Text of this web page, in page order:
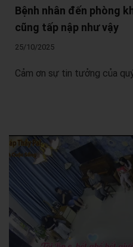
Bệnh nhân đến phòng
cũng tấp nập như vậy
25/10/2025
Cảm ơn sự tin tưởng của